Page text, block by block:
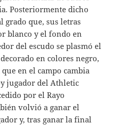
Posteriormente dicho
grado que, sus letras
blanco y el fondo en
del escudo se plasmó el
en colores negro,
en el campo cambia
jugador del Athletic
por el Rayo
volvió a ganar el
y, tras ganar la final